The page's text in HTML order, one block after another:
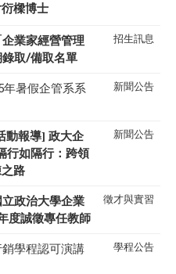
樑博士
企業家經營管理
取/備取名單
招生訊息
年暑假企管系系
新聞公告
動報導] 政大企
行如隔行：跨領
路
新聞公告
立政治大學企業
度誠徵專任教師
徵才與實習
銷學程認可演講
學程公告